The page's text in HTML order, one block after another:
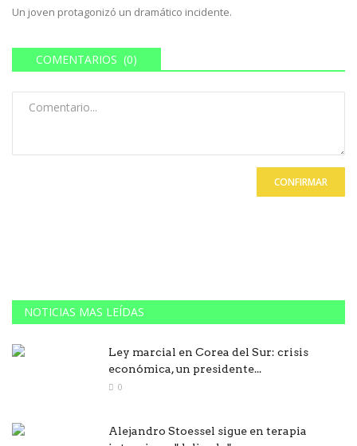
Un joven protagonizó un dramático incidente.
COMENTARIOS (0)
CONFIRMAR
NOTICIAS MAS LEÍDAS
Ley marcial en Corea del Sur: crisis
económica, un presidente...
0
Alejandro Stoessel sigue en terapia